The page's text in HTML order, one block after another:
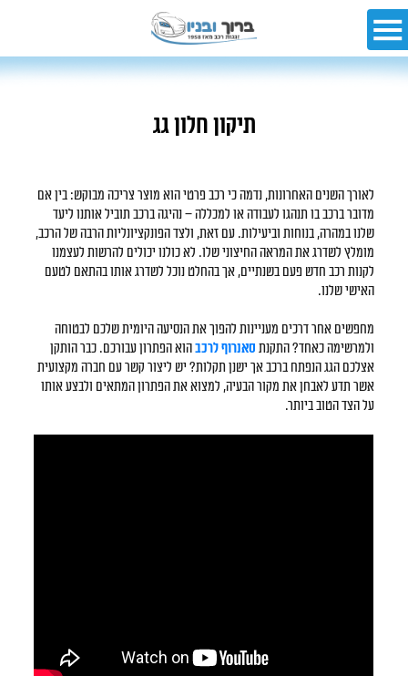
תיקון חלון גג
לאורך השנים האחרונות, נדמה כי רכב פרטי הוא מוצר צריכה מבוקש: בין אם
מדובר ברכב בו תנהגו לעבודה או למכללה – נהיגה ברכב תוביל אותנו ליעד
שלנו במהרה, בנוחות וביעילות. עם זאת, ולצד הפונקציונליות הרבה של הרכב,
מומלץ לשדרג את המראה החיצוני שלו. לא כולנו יכולים להרשות לעצמנו
לקנות רכב חדש פעם בשנתיים, אך בהחלט נוכל לשדרג אותו בהתאם לטעם
האישי שלנו.
מחפשים אחר דרכים מעניינות להפוך את הנסיעה היומית שלכם לבטוחה
ולמרשימה כאחד? התקנת סאנרוף לרכבהוא הפתרון עבורכם. כבר הותקן
אצלכם הגג הנפתח ברכב אך ישנן תקלות? יש ליצור קשר עם חברה מקצועית
אשר תדע לאבחן את מקור הבעיה, למצוא את הפתרון המתאים ולבצע אותו
על הצד הטוב ביותר.